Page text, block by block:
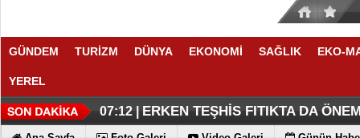
GÜNDEM TURİZM DÜNYA EKONOMİ SAĞLIK EKO-
YEREL
07:27 |KLASİK MÜZİK YAYINCILIĞINDA
07:17 |DÜZENLEMEYİ
07:12 | ERKEN TEŞHİS FITIKTA DA
06:33 |KAYIP RAKAMLARI BİLE
06:28 |EN İYİLER DEĞİL EN UYGUNLAR
06:23 |KOÇ GİBİ YATIRIM YAPTILAR
06:17 |DÖRT ŞİRKET DAHA!!!
06:13 |FUJİTSU'DAN YENİ RENK